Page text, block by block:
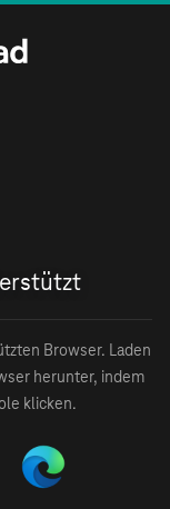
Browser. Laden
herunter, indem
klicken.